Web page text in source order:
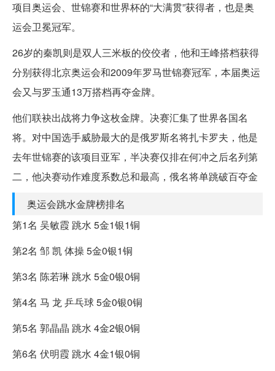
项目奥运会、世锦赛和世界杯的“大满贯”获得者，也是奥
运会卫冕冠军。
26岁的秦凯则是双人三米板的佼佼者，他和王峰搭档获得
分别获得北京奥运会和2009年罗马世锦赛冠军，本届奥运
会又与罗玉通13万搭档再夺金牌。
他们联袂出战将力争这枚金牌。决赛汇集了世界各国名
将。对中国选手威胁最大的是俄罗斯名将扎卡罗夫，他是
去年世锦赛的该项目亚军，半决赛仅排在何冲之后名列第
二，他决赛动作难度系数总和最高，俄名将单跳破百夺金
奥运会跳水金牌榜排名
第1名 吴敏霞 跳水 5金1银1铜
第2名 邹 凯 体操 5金0银1铜
第3名 陈若琳 跳水 5金0银0铜
第4名 马 龙 乒乓球 5金0银0铜
第5名 郭晶晶 跳水 4金2银0铜
第6名 伏明霞 跳水 4金1银0铜